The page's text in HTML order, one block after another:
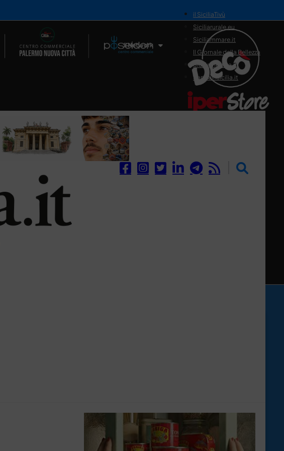
Il Network
il SiciliaTivù
Siciliarurale.eu
Siciliammare.it
Il Giornale della Bellezza
Siciliamedica.it
Sanitainsicilia.it